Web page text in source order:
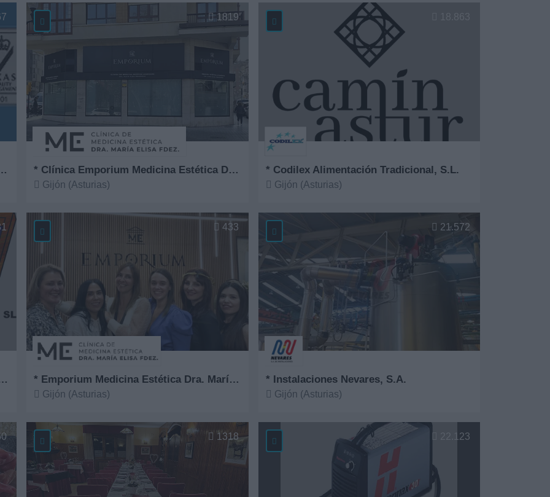
de Empleo Apta, S.L. * Clínica Emporium Medicina Estética Dra. María Elisa Fernández
Gijón (Asturias)
1819
* Codilex Alimentación Tradicional, S.L.
Gijón (Asturias)
Serigráfica del Norte * Emporium Medicina Estética Dra. María Elisa Fernández
Gijón (Asturias)
Ver más
433
* Instalaciones Nevares, S.A.
Gijón (Asturias)
Ver más
21.572
1318 22.123